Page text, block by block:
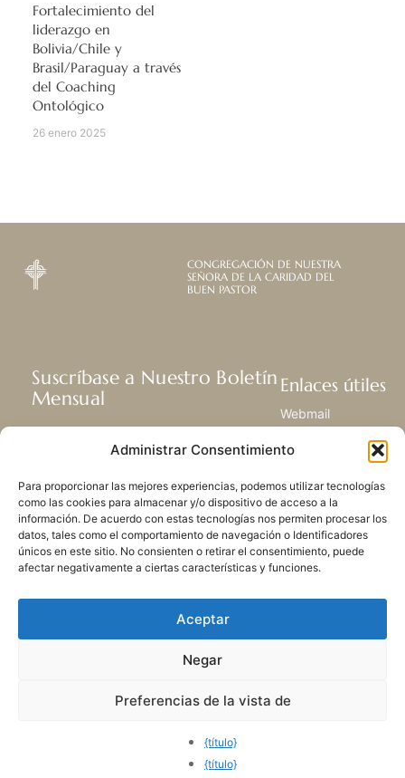
Administrar Consentimiento
Para proporcionar las mejores experiencias, podemos utilizar tecnologías
como las cookies para almacenar y/o dispositivo de acceso a la
información. De acuerdo con estas tecnologías nos permiten procesar los
datos, tales como el comportamiento de navegación o Identificadores
únicos en este sitio. No consienten o retirar el consentimiento, puede
afectar negativamente a ciertas características y funciones.
Aceptar
Negar
Preferencias de la vista de
{título}
{título}
Fortalecimiento del
liderazgo en
Bolivia/Chile y
Brasil/Paraguay a través
del Coaching
Ontológico
26 enero 2025
CONGREGACIÓN DE NUESTRA
SEÑORA DE LA CARIDAD DEL
BUEN PASTOR
Suscríbase a Nuestro Boletín
Mensual
Recibir las últimas noticias acerca de
nuestra vida, la misión y ministerios de
SUSCRIBIRSE
Enlaces útiles
Webmail
Centro de Recursos
Mapa del sitio
POLÍTICA DE PRIVACIDADLAS COOKIES